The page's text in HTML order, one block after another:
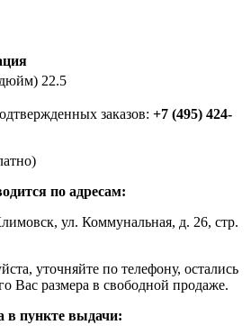
22.5
заказов: +7 (495) 424-
по адресам:
ул. Коммунальная, д. 26, стр.
уточняйте по телефону, остались
Вас размера в свободной продаже.
в пункте выдачи: